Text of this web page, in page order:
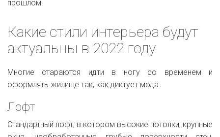
прошлом.
Какие стили интерьера будут
актуальны в 2022 году
Многие стараются идти в ногу со временем и
оформлять жилище так, как диктует мода.
Лофт
Стандартный лофт, в котором высокие потолки, крупные